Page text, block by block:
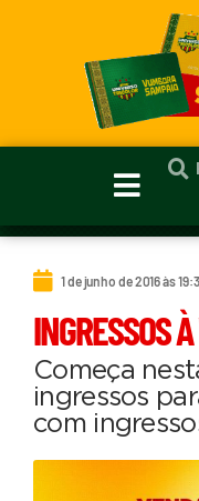
1 de junho de 2016 às
INGRESSOS
Começa
ingressos
com